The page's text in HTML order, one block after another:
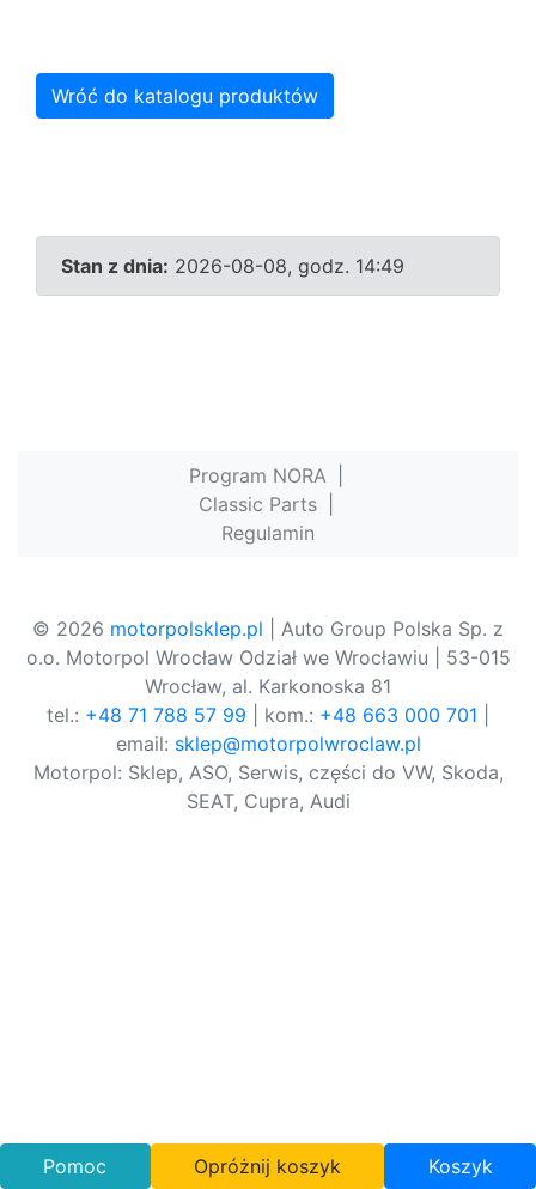
Wróć do katalogu produktów
Stan z dnia: 2026-08-08, godz. 14:49
Program NORA
Classic Parts
Regulamin
© 2026 motorpolsklep.pl | Auto Group Polska Sp. z
o.o. Motorpol Wrocław Odział we Wrocławiu | 53-015
Wrocław, al. Karkonoska 81
tel.: +48 71 788 57 99 | kom.: +48 663 000 701
email: sklep@motorpolwroclaw.pl
Motorpol: Sklep, ASO, Serwis, części do VW, Skoda,
SEAT, Cupra, Audi
Pomoc Opróżnij koszyk Koszyk